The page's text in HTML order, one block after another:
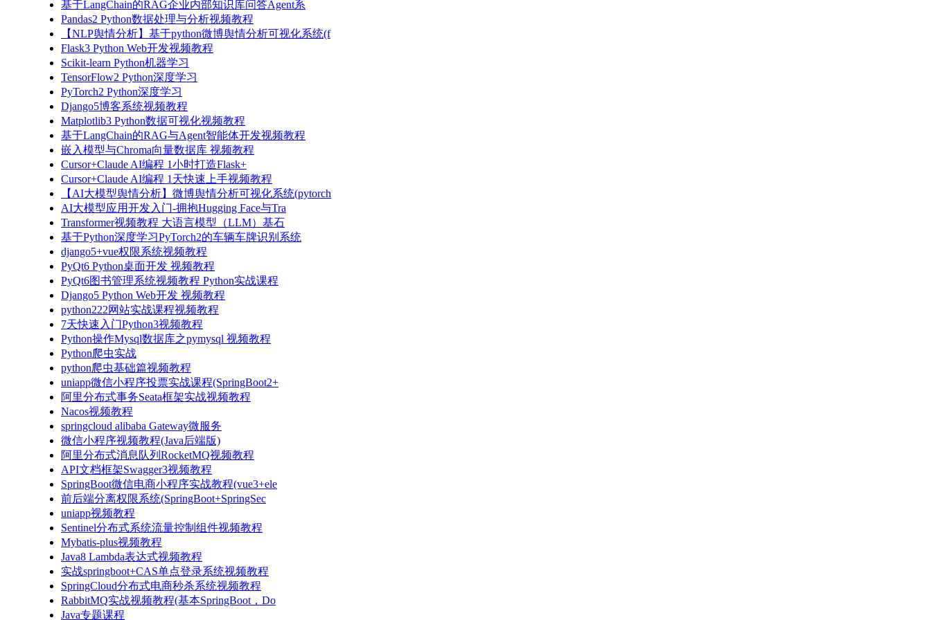
基于LangChain的RAG企业内部知识库问答Agent系
Pandas2 Python数据处理与分析视频教程
【NLP舆情分析】基于python微博舆情分析可视化系统(f
Flask3 Python Web开发视频教程
Scikit-learn Python机器学习
TensorFlow2 Python深度学习
PyTorch2 Python深度学习
Django5博客系统视频教程
Matplotlib3 Python数据可视化视频教程
基于LangChain的RAG与Agent智能体开发视频教程
嵌入模型与Chroma向量数据库 视频教程
Cursor+Claude AI编程 1小时打造Flask+
Cursor+Claude AI编程 1天快速上手视频教程
【AI大模型舆情分析】微博舆情分析可视化系统(pytorch
AI大模型应用开发入门-拥抱Hugging Face与Tra
Transformer视频教程 大语言模型（LLM）基石
基于Python深度学习PyTorch2的车辆车牌识别系统
django5+vue权限系统视频教程
PyQt6 Python桌面开发 视频教程
PyQt6图书管理系统视频教程 Python实战课程
Django5 Python Web开发 视频教程
python222网站实战课程视频教程
7天快速入门Python3视频教程
Python操作Mysql数据库之pymysql 视频教程
Python爬虫实战
python爬虫基础篇视频教程
uniapp微信小程序投票实战课程(SpringBoot2+
阿里分布式事务Seata框架实战视频教程
Nacos视频教程
springcloud alibaba Gateway微服务
微信小程序视频教程(Java后端版)
阿里分布式消息队列RocketMQ视频教程
API文档框架Swagger3视频教程
SpringBoot微信电商小程序实战教程(vue3+ele
前后端分离权限系统(SpringBoot+SpringSec
uniapp视频教程
Sentinel分布式系统流量控制组件视频教程
Mybatis-plus视频教程
Java8 Lambda表达式视频教程
实战springboot+CAS单点登录系统视频教程
SpringCloud分布式电商秒杀系统视频教程
RabbitMQ实战视频教程(基本SpringBoot，Do
Java专题课程